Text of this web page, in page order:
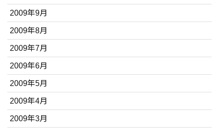
2009年9月
2009年8月
2009年7月
2009年6月
2009年5月
2009年4月
2009年3月